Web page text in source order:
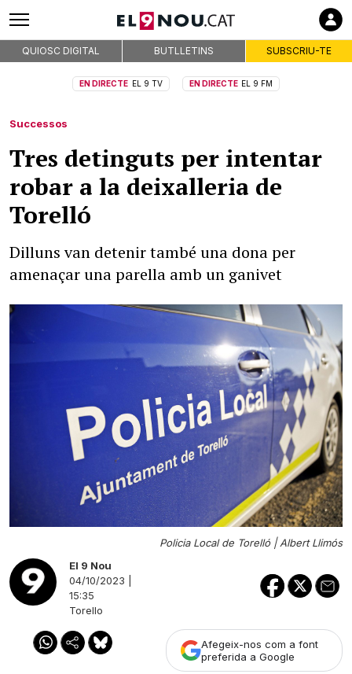
QUIOSC DIGITAL BUTLLETINS SUBSCRIU-TE
EN DIRECTE EL 9 TV EN DIRECTE EL 9 FM
Successos
Tres detinguts per intentar
robar a la deixalleria de
Torelló
Dilluns van detenir també una dona per
amenaçar una parella amb un ganivet
Policia Local de Torelló |Albert Llimós
El 9 Nou
04/10/2023 |
15:35
Torello
Afegeix-nos com a font
preferida a Google